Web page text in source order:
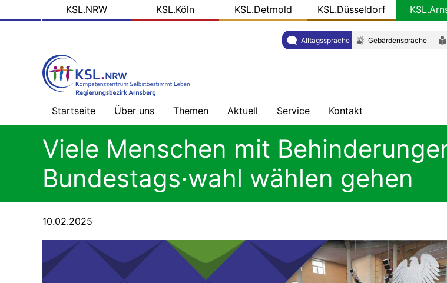
zum
KSLKSL.NRW KSL.Köln KSL.Detmold KSL.Düsseldorf
Alltagssprache Gebärdensprache
Startseite Über uns
Willkommen
Prinzipien
unserer
Arbeit
Themen
Gesundheitsversorgung
ohne
Barrieren
Mehr
Geld
was
Recht
ist
Aktuell
Nachrichten
Übersicht
Blog
KSL.NRW
Medien
Service
Veröffentlichungen
KSL-
Konkret
Gut
Newsletter
Presse
Kontakt
Adresse
Viele Menschen mit
Bundestags·wahl wählen gehen
10.02.2025